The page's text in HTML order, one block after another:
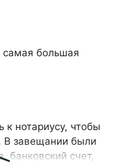
большая
к нотариусу, чтобы
В завещании были
банковский счет,